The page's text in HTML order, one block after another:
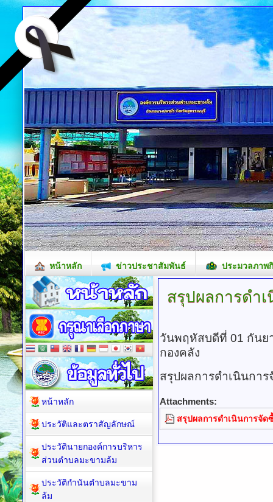
หน้าหลัก ข่าวประชาสัมพันธ์ ประมวลภาพ
สรุปผลการดำ
วันพฤหัสบดีที่ 01 กันย
กองคลัง
สรุปผลการดำเนินกา
Attachments:
สรุปผลการดำเนินการจัด
หน้าหลัก
ประวัติและตราสัญลักษณ์
ประวัตินายกองค์การบริหาร
ส่วนตำบลมะขามล้ม
ประวัติกำนันตำบลมะขาม
ล้ม